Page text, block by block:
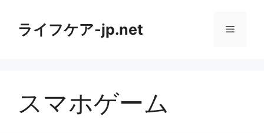
ライフケア-jp.net メ
スマホゲーム